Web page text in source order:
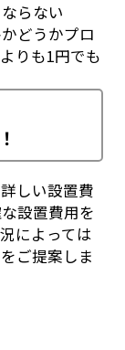
らない
どうかプロ
りも1円でも
しい設置費
設置費用を
によっては
ご提案しま